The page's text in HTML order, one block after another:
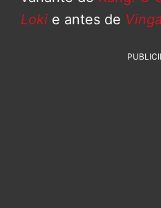
Loki e antes de